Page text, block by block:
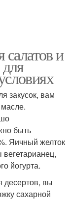
салатов и
закусок, вам
быть
Яичный желток
йогурта.
десертов, вы
сахарной